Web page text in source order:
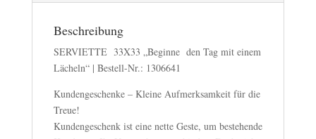
Beschreibung
SERVIETTE 33X33 „Beginne den Tag mit einem
Lächeln“ | Bestell-Nr.: 1306641
Kundengeschenke – Kleine Aufmerksamkeit für die
Treue!
Kundengeschenk ist eine nette Geste, um bestehende